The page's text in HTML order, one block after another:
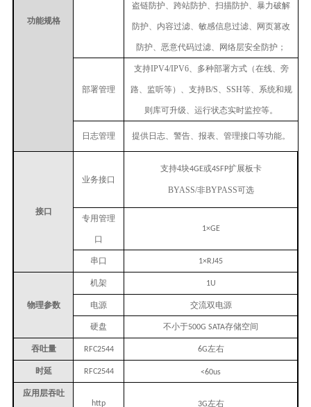
功能规格
盗链防护、跨站防护、扫描防护、暴力破解
防护、内容过滤、敏感信息过滤、网页篡改
防护、恶意代码过滤、网络层安全防护；
部署管理
支持IPV4/IPV6、多种部署方式（在线、旁
路、监听等）、支持B/S、 SSH等、系统和规
则库可升级、运行状态实时监控等。
日志管理 提供日志、警告、报表、管理接口等功能。
接口
业务接口
支持4块4GE或4SFP扩展板卡
BYASS/非BYPASS可选
专用管理
口
1×GE
串口 1×RJ45
物理参数
机架 1U
电源 交流双电源
硬盘 不小于500G SATA存储空间
吞吐量 RFC2544 6G左右
时延 RFC2544 <60us
应用层吞吐
http 3G左右